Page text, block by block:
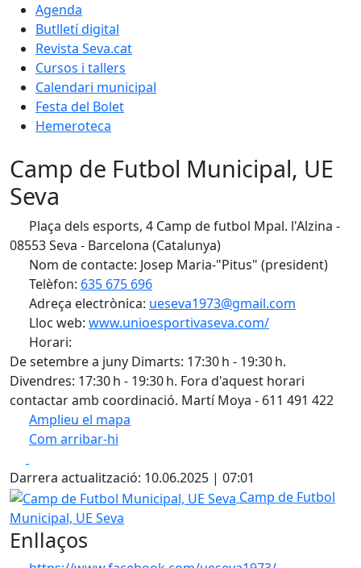
Agenda
Butlletí digital
Revista Seva.cat
Cursos i tallers
Calendari municipal
Festa del Bolet
Hemeroteca
Camp de Futbol Municipal, UE
Seva
Plaça dels esports, 4 Camp de futbol Mpal. l'Alzina -
08553 Seva - Barcelona (Catalunya)
Nom de contacte: Josep Maria-"Pitus" (president)
Telèfon: 635 675 696
Adreça electrònica: ueseva1973@gmail.com
Lloc web: www.unioesportivaseva.com/
Horari:
De setembre a juny Dimarts: 17:30 h - 19:30 h.
Divendres: 17:30 h - 19:30 h. Fora d'aquest horari
contactar amb coordinació. Martí Moya - 611 491 422
Amplieu el mapa
Com arribar-hi
+
−
Darrera actualització: 10.06.2025 | 07:01
Camp de Futbol Municipal, UE Seva
Camp de Futbol
Municipal, UE Seva
Enllaços